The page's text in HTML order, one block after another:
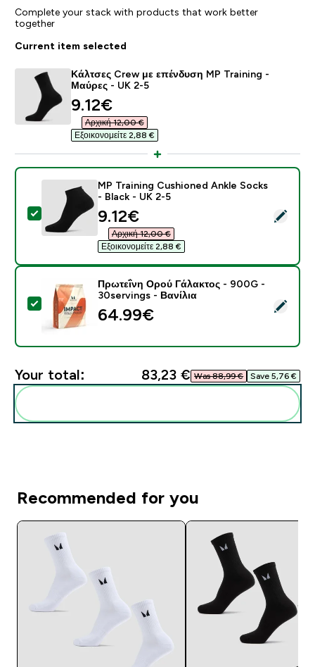
Complete your stack with products that work better
together
Current item selected
Κάλτσες Crew με επένδυση MP Training -
Μαύρες - UK 2-5
discounted price
9.12€‎
Αρχική 12,00 €‎
Εξοικονομείτε 2,88 €‎
Select this product - MP Training Cushioned Ankle
MP Training Cushioned Ankle Socks
- Black - UK 2-5
discounted price
9.12€‎
Αρχική 12,00 €‎
Εξοικονομείτε 2,88 €‎
Select this product - Πρωτεΐνη Ορού Γάλακτος -
Πρωτεΐνη Ορού Γάλακτος - 900G -
30servings - Βανίλια
64.99€‎
Your total: 83,23 €‎ Was 88,99 €‎ Save 5,76 €‎
Recommended for you